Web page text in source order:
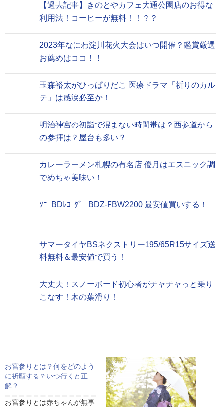
【過去記事】きのとやカフェ大通公園店のお得な
利用法！コーヒーが無料！！？？
2023年なにわ淀川花火大会はいつ開催？鑑賞厳選
お薦めはココ！！
玉森裕太がひっぱりだこ 医療ドラマ「祈りのカル
テ」は感涙必至か！
明治神宮の初詣で混まない時間帯は？西参道から
の参拝は？屋台も多い？
カレーラーメン札幌の有名店 優月はエスニック調
でめちゃ美味い！
ｿﾆｰBDﾚｺｰﾀﾞｰ BDZ-FBW2200 最安値買いする！
サマータイヤBSネクストリー195/65R15サイズ送
料無料＆最安値で買う！
大丈夫！スノーボード初心者がチャチャっと乗り
こなす！木の葉滑り！
お宮参りとは？何をどのよう
に祈願する？いつ行くと正
解？
お宮参りとは赤ちゃんが無事